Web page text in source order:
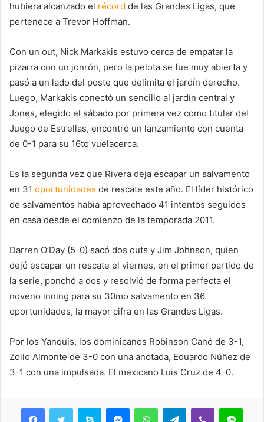
hubiera alcanzado el récord de las Grandes Ligas, que
pertenece a Trevor Hoffman.
Con un out, Nick Markakis estuvo cerca de empatar la
pizarra con un jonrón, pero la pelota se fue muy abierta y
pasó a un lado del poste que delimita el jardín derecho.
Luego, Markakis conectó un sencillo al jardín central y
Jones, elegido el sábado por primera vez como titular del
Juego de Estrellas, encontró un lanzamiento con cuenta
de 0-1 para su 16to vuelacerca.
Es la segunda vez que Rivera deja escapar un salvamento
en 31 oportunidades de rescate este año. El líder histórico
de salvamentos había aprovechado 41 intentos seguidos
en casa desde el comienzo de la temporada 2011.
Darren O’Day (5-0) sacó dos outs y Jim Johnson, quien
dejó escapar un rescate el viernes, en el primer partido de
la serie, ponchó a dos y resolvió de forma perfecta el
noveno inning para su 30mo salvamento en 36
oportunidades, la mayor cifra en las Grandes Ligas.
Por los Yanquis, los dominicanos Robinson Canó de 3-1,
Zoilo Almonte de 3-0 con una anotada, Eduardo Núñez de
3-1 con una impulsada. El mexicano Luis Cruz de 4-0.
Skype MessengerWhatsAppTelegramViber Line